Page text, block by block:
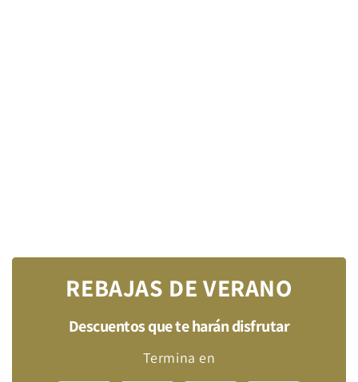
REBAJAS DE VERANO
Descuentos que te harán disfrutar
Termina en